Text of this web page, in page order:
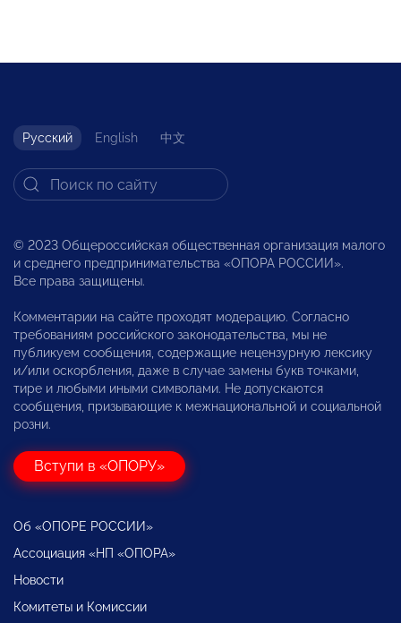
Русский English 中文
© 2023 Общероссийская общественная организация малого
и среднего предпринимательства «ОПОРА РОССИИ».
Все права защищены.
Комментарии на сайте проходят модерацию. Согласно
требованиям российского законодательства, мы не
публикуем сообщения, содержащие нецензурную лексику
и/или оскорбления, даже в случае замены букв точками,
тире и любыми иными символами. Не допускаются
сообщения, призывающие к межнациональной и социальной
розни.
Вступи в «ОПОРУ»
Об «ОПОРЕ РОССИИ»
Ассоциация «НП «ОПОРА»
Новости
Комитеты и Комиссии